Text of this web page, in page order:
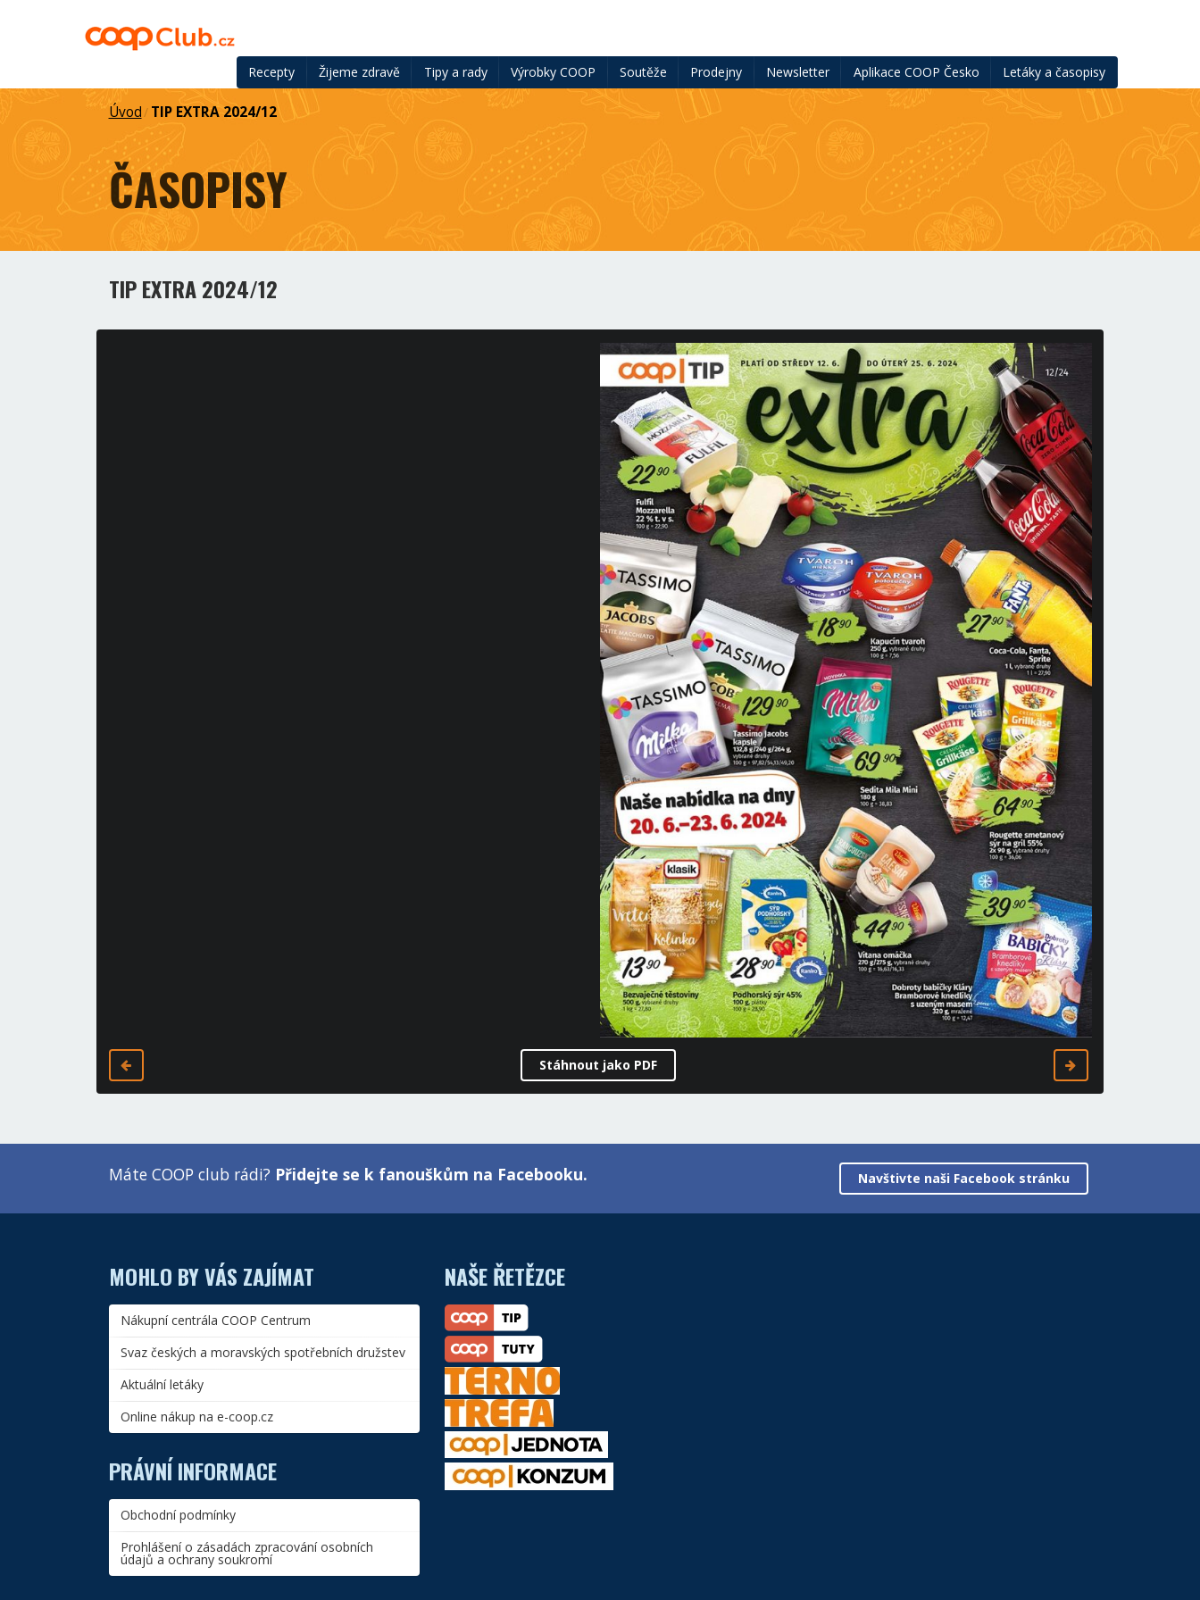
Recepty Žijeme zdravě Tipy a rady Výrobky COOP Soutěže Prodejny Newsletter Aplikace COOP Česko Letáky a časopisy
Úvod/ TIP EXTRA 2024/12
ČASOPISY
TIP EXTRA 2024/12
Stáhnout jako PDF
Máte COOP club rádi? Přidejte se k fanouškům na Facebooku. Navštivte naši Facebook stránku
MOHLO BY VÁS ZAJÍMAT
Nákupní centrála COOP Centrum
Svaz českých a moravských spotřebních družstev
Aktuální letáky
Online nákup na e-coop.cz
PRÁVNÍ INFORMACE
Obchodní podmínky
Prohlášení o zásadách zpracování osobních
údajů a ochrany soukromí
NAŠE ŘETĚZCE